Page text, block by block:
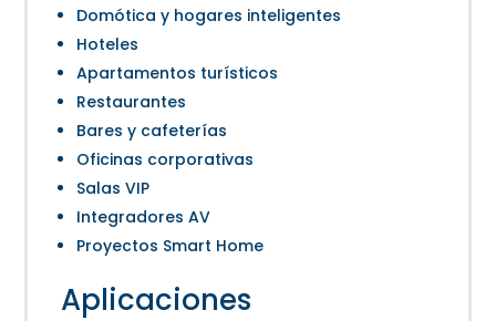
Domótica y hogares inteligentes
Hoteles
Apartamentos turísticos
Restaurantes
Bares y cafeterías
Oficinas corporativas
Salas VIP
Integradores AV
Proyectos Smart Home
Aplicaciones